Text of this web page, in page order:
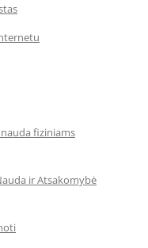
fiziniams
ir Atsakomybė